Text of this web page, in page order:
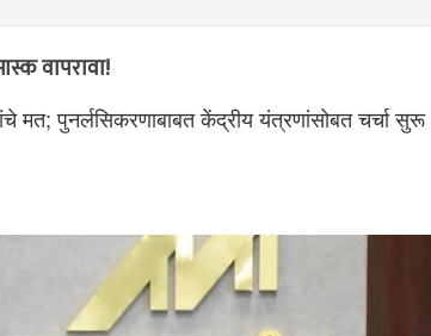
वापरावा!
मत; पुनर्लसिकरणाबाबत केंद्रीय यंत्रणांसोबत चर्चा सुरू